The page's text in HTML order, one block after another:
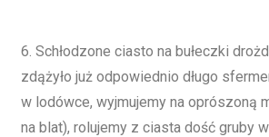
6. Schłodzone ciasto na bułeczki
zdążyło już odpowiednio długo
w lodówce, wyjmujemy na oprószoną
na blat), rolujemy z ciasta dość gruby